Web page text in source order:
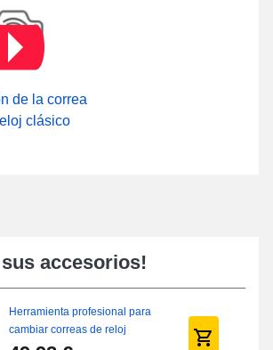
de la correa
clásico
sus accesorios!
Herramienta profesional para
cambiar correas de reloj